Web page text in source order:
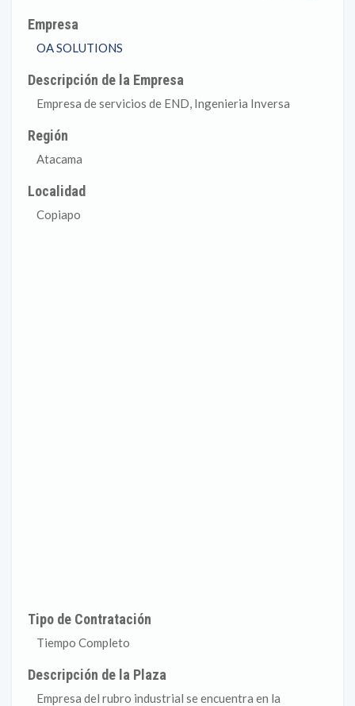
Empresa
OA SOLUTIONS
Descripción de la Empresa
Empresa de servicios de END, Ingenieria Inversa
Región
Atacama
Localidad
Copiapo
Tipo de Contratación
Tiempo Completo
Descripción de la Plaza
Empresa del rubro industrial se encuentra en la